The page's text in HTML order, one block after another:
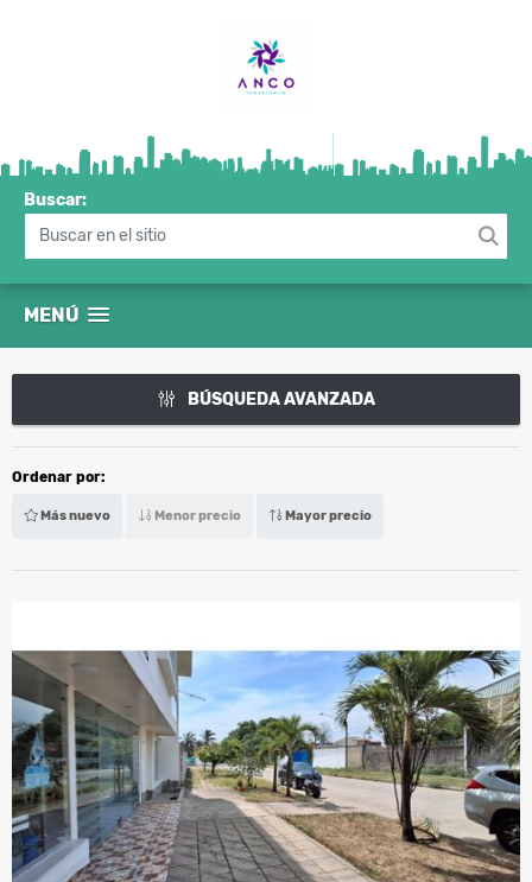
Buscar:
MENÚ
BÚSQUEDA AVANZADA
Ordenar por:
Más nuevo Menor precio Mayor precio